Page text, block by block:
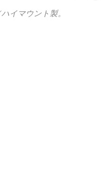
イマウント製。